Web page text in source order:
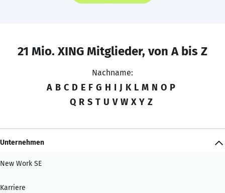
21 Mio. XING Mitglieder, von A bis Z
Nachname:
A B C D E F G H I J K L M N O P
Q R S T U V W X Y Z
Unternehmen
New Work SE
Karriere